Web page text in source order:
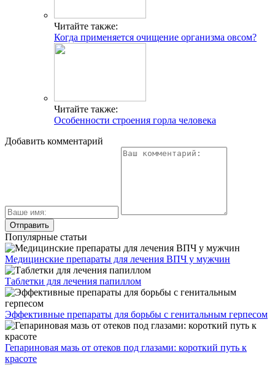
Читайте также:
Когда применяется очищение организма овсом?
Читайте также:
Особенности строения горла человека
Добавить комментарий
Популярные статьи
Медицинские препараты для лечения ВПЧ у мужчин
Таблетки для лечения папиллом
Эффективные препараты для борьбы с генитальным герпесом
Гепариновая мазь от отеков под глазами: короткий путь к
красоте